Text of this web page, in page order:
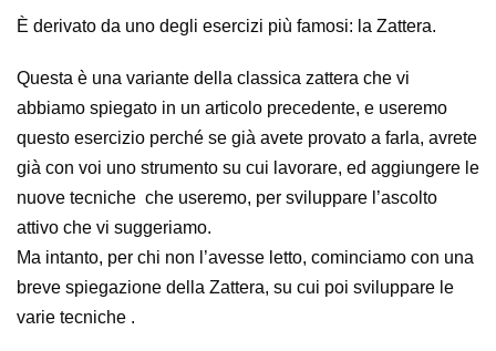
È derivato da uno degli esercizi più famosi: la Zattera.
Questa è una variante della classica zattera che vi
abbiamo spiegato in un articolo precedente, e useremo
questo esercizio perché se già avete provato a farla, avrete
già con voi uno strumento su cui lavorare, ed aggiungere le
nuove tecniche che useremo, per sviluppare l’ascolto
attivo che vi suggeriamo.
Ma intanto, per chi non l’avesse letto, cominciamo con una
breve spiegazione della Zattera, su cui poi sviluppare le
varie tecniche .